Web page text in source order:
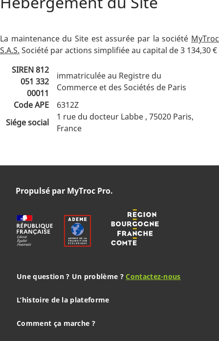
La maintenance du Site est assurée par la société MyTroc
S.A.S. Société par actions simplifiée au capital de 3 134,30 €
SIREN 812
051 332
00011
immatriculée au Registre du
Commerce et des Sociétés de Paris
Code APE
6312Z
Siége social
1 rue du docteur Labbe , 75020 Paris,
France
Propulsé par MyTroc Pro.
Une question ? Un problème ?Contactez-nous
L’histoire de la plateforme
Comment ça marche ?